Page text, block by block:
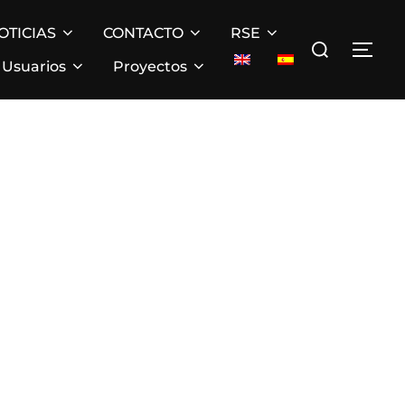
CONTACTO
RSE
Usuarios
Proyectos
Buscar: